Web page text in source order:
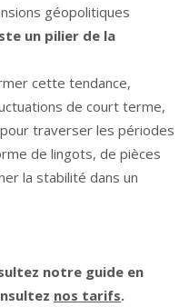
géopolitiques
un pilier de la
cette tendance,
de court terme,
traverser les périodes
de lingots, de pièces
la stabilité dans un
notre guide en
nos tarifs.